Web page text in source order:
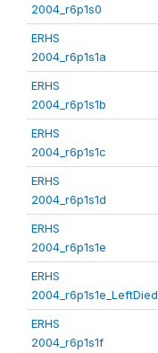
2004_r6p1s0
ERHS
2004_r6p1s1a
ERHS
2004_r6p1s1b
ERHS
2004_r6p1s1c
ERHS
2004_r6p1s1d
ERHS
2004_r6p1s1e
ERHS
2004_r6p1s1e_LeftDied
ERHS
2004_r6p1s1f